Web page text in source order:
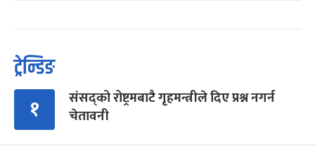
ट्रेन्डिङ
१
संसद्को रोष्ट्रमबाटै गृहमन्त्रीले दिए प्रश्न नगर्न
चेतावनी